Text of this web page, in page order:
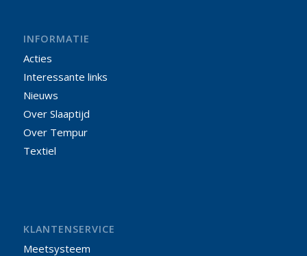
INFORMATIE
Acties
Interessante links
Nieuws
Over Slaaptijd
Over Tempur
Textiel
KLANTENSERVICE
Meetsysteem